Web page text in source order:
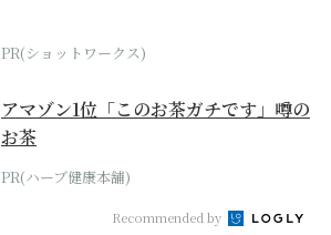
PR(ショットワークス)
アマゾン1位「このお茶ガチです」噂の
お茶
PR(ハーブ健康本舗)
Recommended by